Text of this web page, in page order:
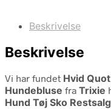
Beskrivelse
Beskrivelse
Vi har fundet Hvid
Hundebluse fra Trixie
Hund Tøj Sko Restsalg